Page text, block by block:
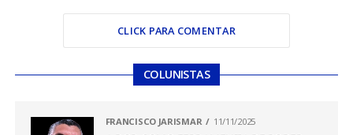
CLICK PARA COMENTAR
COLUNISTAS
FRANCISCO JARISMAR 11/11/2025